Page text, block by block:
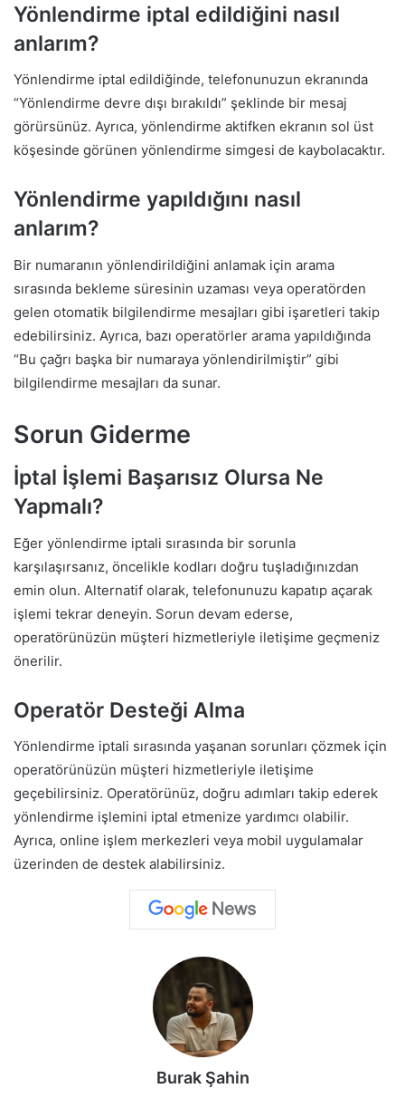
Yönlendirme iptal edildiğini nasıl
anlarım?
Yönlendirme iptal edildiğinde, telefonunuzun ekranında
“Yönlendirme devre dışı bırakıldı” şeklinde bir mesaj
görürsünüz. Ayrıca, yönlendirme aktifken ekranın sol üst
köşesinde görünen yönlendirme simgesi de kaybolacaktır.
Yönlendirme yapıldığını nasıl
anlarım?
Bir numaranın yönlendirildiğini anlamak için arama
sırasında bekleme süresinin uzaması veya operatörden
gelen otomatik bilgilendirme mesajları gibi işaretleri takip
edebilirsiniz. Ayrıca, bazı operatörler arama yapıldığında
“Bu çağrı başka bir numaraya yönlendirilmiştir” gibi
bilgilendirme mesajları da sunar.
Sorun Giderme
İptal İşlemi Başarısız Olursa Ne
Yapmalı?
Eğer yönlendirme iptali sırasında bir sorunla
karşılaşırsanız, öncelikle kodları doğru tuşladığınızdan
emin olun. Alternatif olarak, telefonunuzu kapatıp açarak
işlemi tekrar deneyin. Sorun devam ederse,
operatörünüzün müşteri hizmetleriyle iletişime geçmeniz
önerilir.
Operatör Desteği Alma
Yönlendirme iptali sırasında yaşanan sorunları çözmek için
operatörünüzün müşteri hizmetleriyle iletişime
geçebilirsiniz. Operatörünüz, doğru adımları takip ederek
yönlendirme işlemini iptal etmenize yardımcı olabilir.
Ayrıca, online işlem merkezleri veya mobil uygulamalar
üzerinden de destek alabilirsiniz.
Burak Şahin